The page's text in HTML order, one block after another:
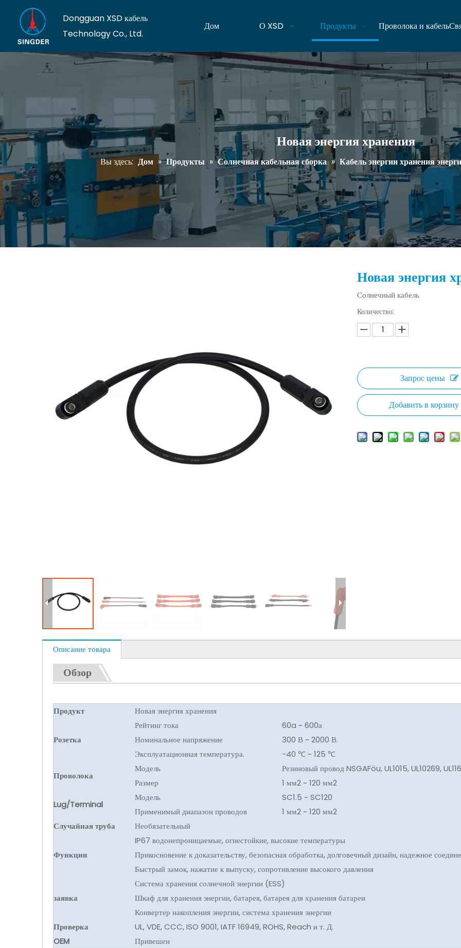
Dongguan XSD кабель
Technology Co., Ltd.
Дом О XSD Продукты Проволока и кабель
Новая энергия хранения
Вы здесь: Дом » Продукты » Солнечная кабельная сборка » Кабель энергии хранения
Новая энергия
Солнечный кабель
Количество:
Запрос цены
Добавить в корзину
Описание товара
Обзор
Продукт Новая энергия хранения
Розетка
Рейтинг тока
60a ~ 600а
Номинальное напряжение
300 В ~ 2000 В.
Эксплуатационная температура.
-40 ℃ ~ 125 ℃
Проволока
Модель
Резиновый провод NSGAFöu, UL1015, UL10269,
Размер
1 мм2 ~ 120 мм2
Lug/Terminal
Модель
SC1.5 ~ SC120
Применимый диапазон проводов
1 мм2 ~ 120 мм2
Случайная труба
Необязательный
Функции
IP67 водонепроницаемые, огнестойкие, высокие температуры
Прикосновение к доказательству, безопасная обработка, долговечный дизайн, надежное
Быстрый замок, нажатие к выпуску, сопротивление высокого давления
заявка
Система хранения солнечной энергии (ESS)
Шкаф для хранения энергии, батарея, батарея для хранения батареи
Конвертер накопления энергии, система хранения энергии
Проверка
UL, VDE, CCC, ISO 9001, IATF 16949, ROHS, Reach и т. Д.
OEM
Привешен